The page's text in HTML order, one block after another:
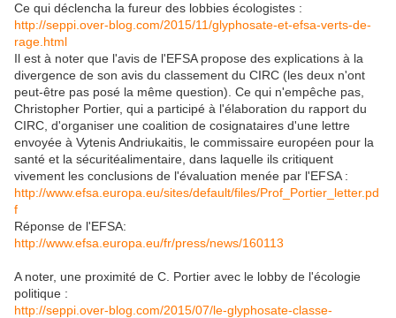
Ce qui déclencha la fureur des lobbies écologistes :
http://seppi.over-blog.com/2015/11/glyphosate-et-efsa-verts-de-
rage.html
Il est à noter que l'avis de l'EFSA propose des explications à la
divergence de son avis du classement du CIRC (les deux n'ont
peut-être pas posé la même question). Ce qui n'empêche pas,
Christopher Portier, qui a participé à l'élaboration du rapport du
CIRC, d'organiser une coalition de cosignataires d'une lettre
envoyée à Vytenis Andriukaitis, le commissaire européen pour la
santé et la sécuritéalimentaire, dans laquelle ils critiquent
vivement les conclusions de l'évaluation menée par l'EFSA :
http://www.efsa.europa.eu/sites/default/files/Prof_Portier_letter.pd
f
Réponse de l'EFSA:
http://www.efsa.europa.eu/fr/press/news/160113
A noter, une proximité de C. Portier avec le lobby de l'écologie
politique :
http://seppi.over-blog.com/2015/07/le-glyphosate-classe-